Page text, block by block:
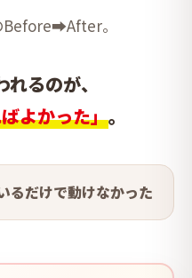
Before➡After。
るのが、
よかった」。
るだけで動けなかった